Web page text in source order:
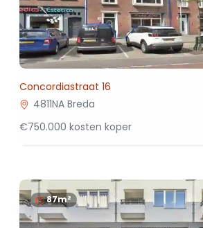
Concordiastraat 16
4811NA Breda
€750.000 kosten koper
87m²